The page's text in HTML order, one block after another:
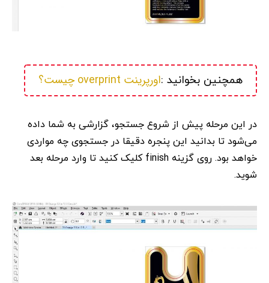
همچنین بخوانید :اورپرینت overprint چیست؟
در این مرحله پیش از شروع جستجو، گزارشی به شما داده
می‌شود تا بدانید این پنجره دقیقا در جستجوی چه مواردی
خواهد بود. روی گزینه finish کلیک کنید تا وارد مرحله بعد
شوید.